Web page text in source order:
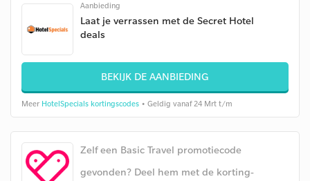
Aanbieding
Laat je verrassen met de Secret Hotel
deals
BEKIJK DE AANBIEDING
Meer HotelSpecials kortingscodes • Geldig vanaf 24 Mrt t/m
Zelf een Basic Travel promotiecode
gevonden? Deel hem met de korting-